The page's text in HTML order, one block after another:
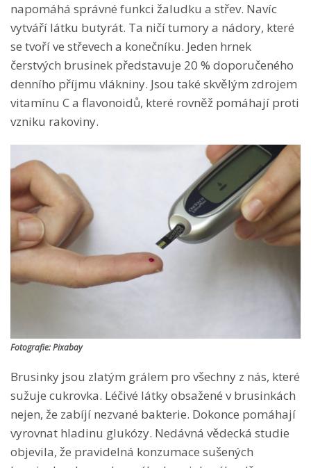
napomáhá správné funkci žaludku a střev. Navíc
vytváří látku butyrát. Ta ničí tumory a nádory, které
se tvoří ve střevech a konečníku. Jeden hrnek
čerstvých brusinek představuje 20 % doporučeného
denního příjmu vlákniny. Jsou také skvělým zdrojem
vitamínu C a flavonoidů, které rovněž pomáhají proti
vzniku rakoviny.
Fotografie: Pixabay
Brusinky jsou zlatým grálem pro všechny z nás, které
sužuje cukrovka. Léčivé látky obsažené v brusinkách
nejen, že zabíjí nezvané bakterie. Dokonce pomáhají
vyrovnat hladinu glukózy. Nedávná vědecká studie
objevila, že pravidelná konzumace sušených